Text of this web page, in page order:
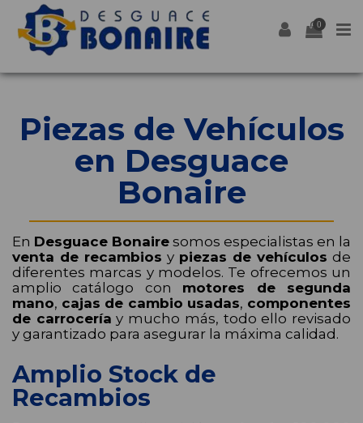
0
Piezas de Vehículos
en Desguace
Bonaire
En Desguace Bonaire somos especialistas en la
venta de recambios y piezas de vehículos de
diferentes marcas y modelos. Te ofrecemos un
amplio catálogo con motores de segunda
mano, cajas de cambio usadas, componentes
de carrocería y mucho más, todo ello revisado
y garantizado para asegurar la máxima calidad.
Amplio Stock de
Recambios